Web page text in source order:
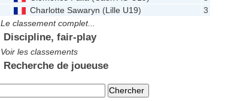
Charlotte Sawaryn (Lille U19)
3
Le classement complet...
Discipline, fair-play
Voir les classements
Recherche de joueuse